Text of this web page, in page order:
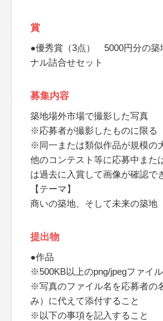
賞
●優秀賞（3点） 5000円分の築
ナル詰合せセット
募集内容
築地場外市場で撮影した写真
※応募者が撮影したものに限る
※同一または類似作品が規模の
他のコンテスト等に応募中また
は過去に入賞して画像が確認で
【テーマ】
商いの築地、そして未来の築地
提出物
●作品
※500KB以上のpng/jpegファイル
※写真のファイル名を応募者の
み）に代えて添付すること
※以下の事項を記入すること